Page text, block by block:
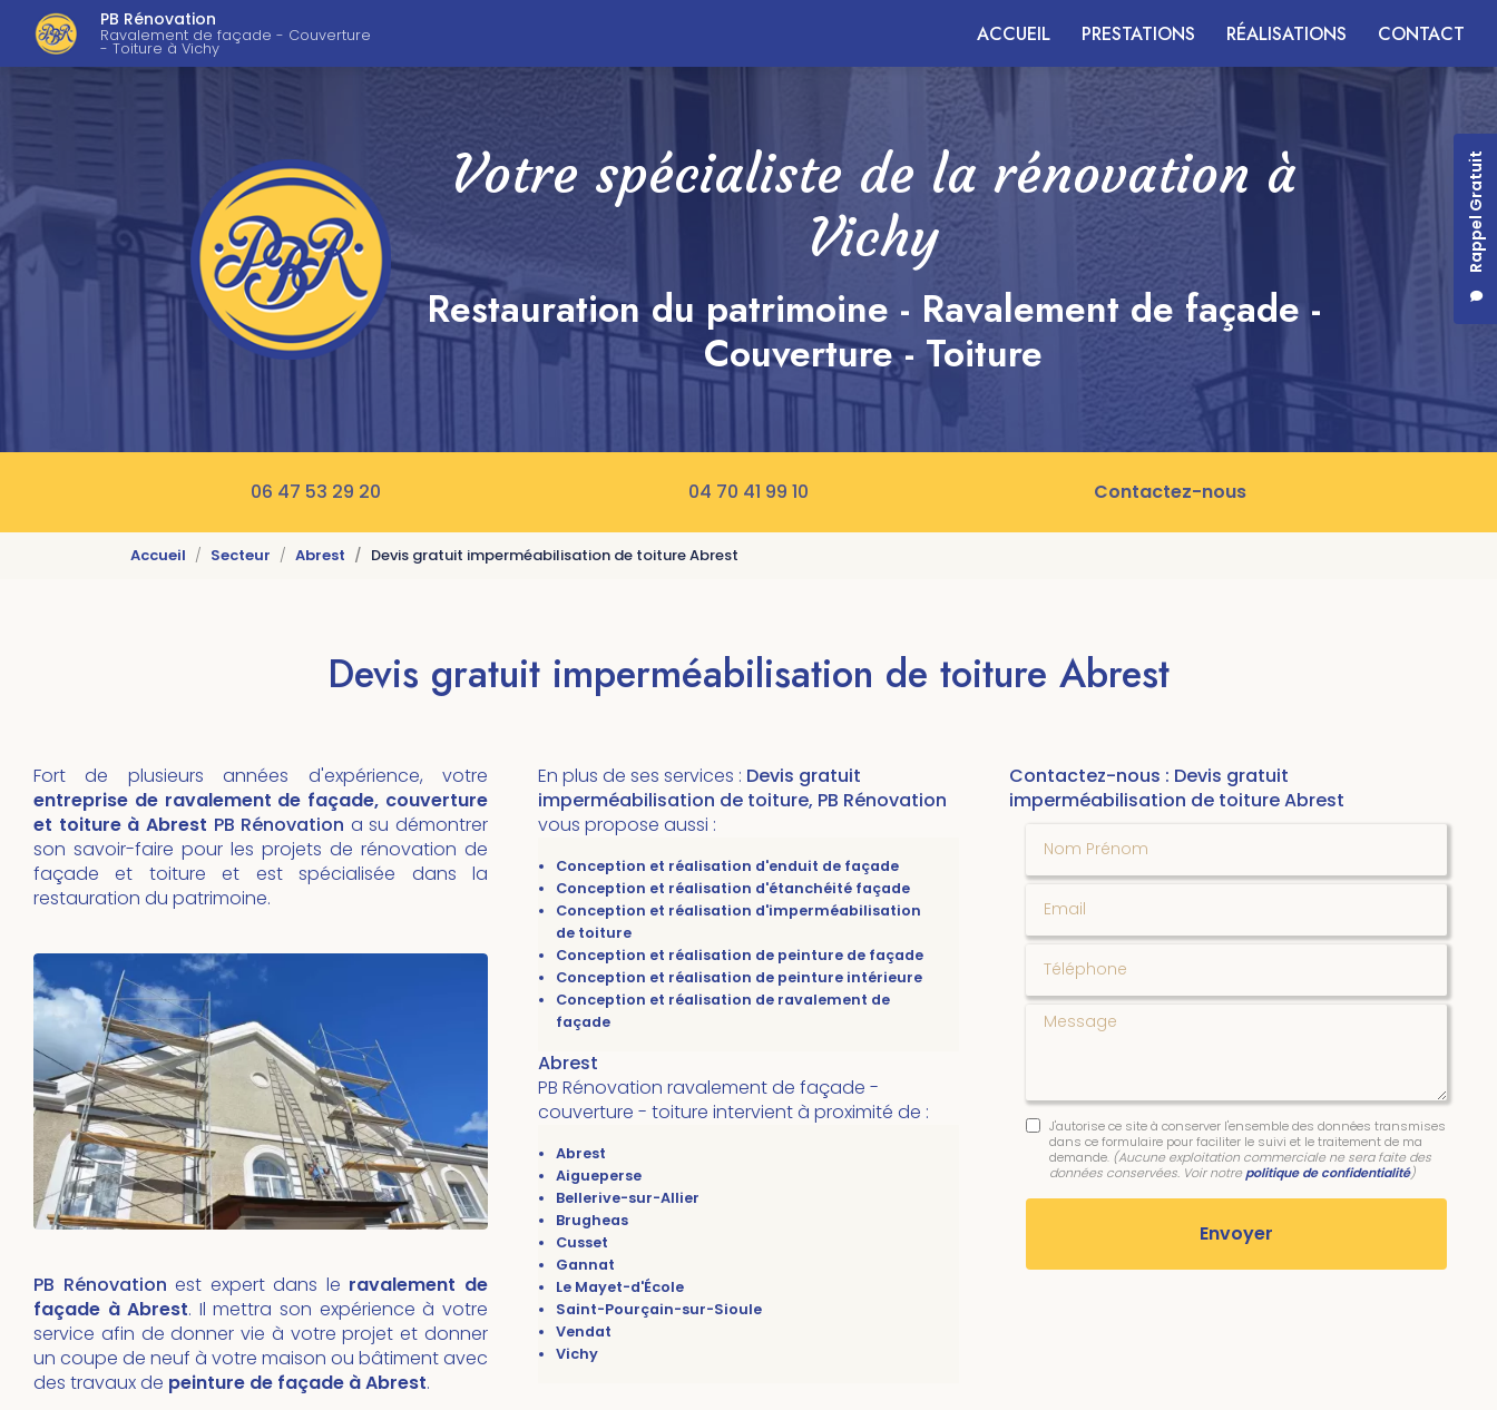
contenu
PB Rénovation
Ravalement de façade - Couverture
- Toiture à Vichy
Rappel Gratuit
ACCUEIL
PRESTATIONS RÉALISATIONS CONTACT
Votre spécialiste de la rénovation à
Vichy
Restauration du patrimoine - Ravalement de façade -
Couverture - Toiture
06 47 53 29 20 04 70 41 99 10 Contactez-nous
Accueil Secteur Abrest Devis gratuit imperméabilisation de toiture Abrest
Devis gratuit imperméabilisation de toiture Abrest
Fort de plusieurs années d'expérience, votre
entreprise de ravalement de façade, couverture
et toiture à Abrest PB Rénovation a su démontrer
son savoir-faire pour les projets de rénovation de
façade et toiture et est spécialisée dans la
restauration du patrimoine.
PB Rénovationest expert dans le ravalement de
façade à Abrest. Il mettra son expérience à votre
service afin de donner vie à votre projet et donner
un coupe de neuf à votre maison ou bâtiment avec
des travaux de peinture de façade à Abrest.
En plus de ses services : Devis gratuit
imperméabilisation de toiture, PB Rénovation
vous propose aussi :
Conception et réalisation d'enduit de façade
Conception et réalisation d'étanchéité façade
Conception et réalisation d'imperméabilisation
de toiture
Conception et réalisation de peinture de façade
Conception et réalisation de peinture intérieure
Conception et réalisation de ravalement de
façade
Abrest
PB Rénovation ravalement de façade -
couverture - toiture intervient à proximité de :
Abrest
Aigueperse
Bellerive-sur-Allier
Brugheas
Cusset
Gannat
Le Mayet-d'École
Saint-Pourçain-sur-Sioule
Vendat
Vichy
Contactez-nous : Devis gratuit
imperméabilisation de toiture Abrest
Message
J'autorise ce site à conserver l'ensemble des données transmises
dans ce formulaire pour faciliter le suivi et le traitement de ma
demande. (Aucune exploitation commerciale ne sera faite des
données conservées. Voir notrepolitique de confidentialité)